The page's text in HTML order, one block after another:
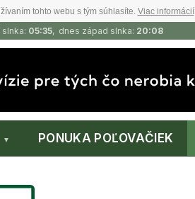
tohto webu s tým súhlasíte. Viac informácií
05:35, dnes západ slnka: 20:08
PONUKA POĽOVAČIEK